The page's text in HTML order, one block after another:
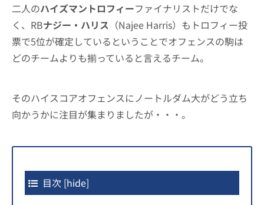
二人のハイズマントロフィーファイナリストだけでな
く、RBナジー・ハリス （Najee Harris）もトロフィー投
票で5位が確定しているということでオフェンスの駒は
どのチームよりも揃っていると言えるチーム。
そのハイスコアオフェンスにノートルダム大がどう立ち
向かうかに注目が集まりましたが・・・。
目次 [hide]